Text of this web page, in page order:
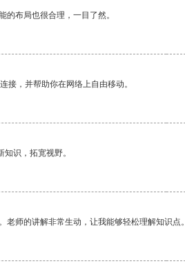
布局也很合理，一目了然。
接，并帮助你在网络上自由移动。
识，拓宽视野。
师的讲解非常生动，让我能够轻松理解知识点。